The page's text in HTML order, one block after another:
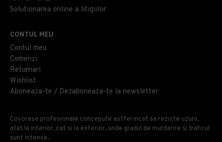
Solutionarea online a litigiilor
CONTUL MEU
Contul meu
Comenzi
Returnari
Wishlist
Aboneaza-te / Dezaboneaza-te la newsletter
Covorase profesionale concepute astfel incat sa reziste uzurii,
atat la interior, cat si la exterior, unde gradul de murdarire si traficul
sunt intense.